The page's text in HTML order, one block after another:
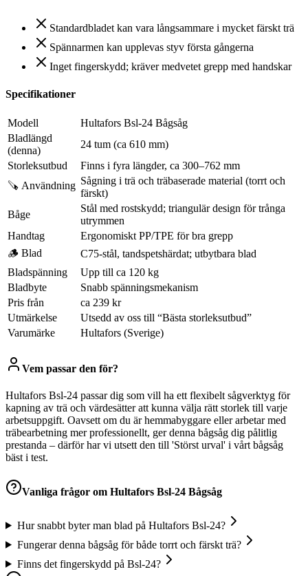
Standardbladet kan vara långsammare i mycket färskt trä
Spännarmen kan upplevas styv första gångerna
Inget fingerskydd; kräver medvetet grepp med handskar
Specifikationer
Modell
Hultafors Bsl-24 Bågsåg
Bladlängd
(denna)
24 tum (ca 610 mm)
Storleksutbud
Finns i fyra längder, ca 300–762 mm
🪚 Användning Sågning i trä och träbaserade material (torrt och
färskt)
Båge
Stål med rostskydd; triangulär design för trånga
utrymmen
Handtag
Ergonomiskt PP/TPE för bra grepp
🪵 Blad
C75-stål, tandspetshärdat; utbytbara blad
Bladspänning
Upp till ca 120 kg
Bladbyte
Snabb spänningsmekanism
Pris från
ca 239 kr
Utmärkelse
Utsedd av oss till “Bästa storleksutbud”
Varumärke
Hultafors (Sverige)
Vem passar den för?
Hultafors Bsl-24 passar dig som vill ha ett flexibelt sågverktyg för
kapning av trä och värdesätter att kunna välja rätt storlek till varje
arbetsuppgift. Oavsett om du är hemmabyggare eller arbetar med
träbearbetning mer professionellt, ger denna bågsåg dig pålitlig
prestanda – därför har vi utsett den till 'Störst urval' i vårt bågsåg
bäst i test.
Vanliga frågor om Hultafors Bsl-24 Bågsåg
Hur snabbt byter man blad på Hultafors Bsl-24?
Fungerar denna bågsåg för både torrt och färskt trä?
Finns det fingerskydd på Bsl-24?